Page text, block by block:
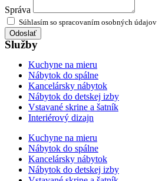
Správa
Súhlasím so spracovaním osobných údajov
Odoslať
Služby
Kuchyne na mieru
Nábytok do spálne
Kancelársky nábytok
Nábytok do detskej izby
Vstavané skrine a šatník
Interiérový dizajn
Kuchyne na mieru
Nábytok do spálne
Kancelársky nábytok
Nábytok do detskej izby